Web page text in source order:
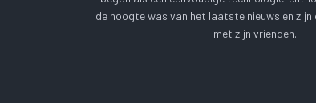
de hoogte was van het laatste nieuws en
met zijn vrienden.